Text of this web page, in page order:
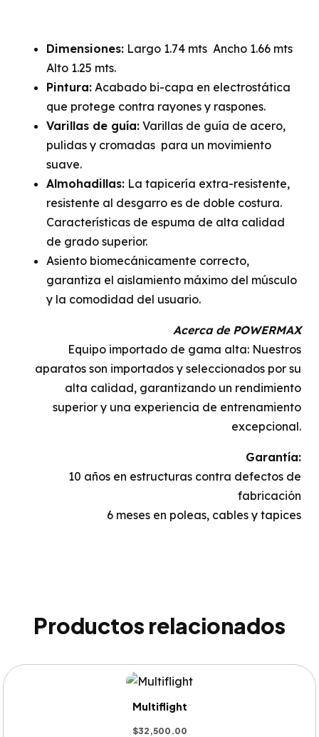
Dimensiones: Largo 1.74 mts Ancho 1.66 mts
Alto 1.25 mts.
Pintura: Acabado bi-capa en electrostática
que protege contra rayones y raspones.
Varillas de guía: Varillas de guía de acero,
pulidas y cromadas para un movimiento
suave.
Almohadillas: La tapicería extra-resistente,
resistente al desgarro es de doble costura.
Características de espuma de alta calidad
de grado superior.
Asiento biomecánicamente correcto,
garantiza el aislamiento máximo del músculo
y la comodidad del usuario.
Acerca de POWERMAX
Equipo importado de gama alta: Nuestros
aparatos son importados y seleccionados por su
alta calidad, garantizando un rendimiento
superior y una experiencia de entrenamiento
excepcional.
Garantía:
10 años en estructuras contra defectos de
fabricación
6 meses en poleas, cables y tapices
Productos relacionados
Multiflight
$32,500.00